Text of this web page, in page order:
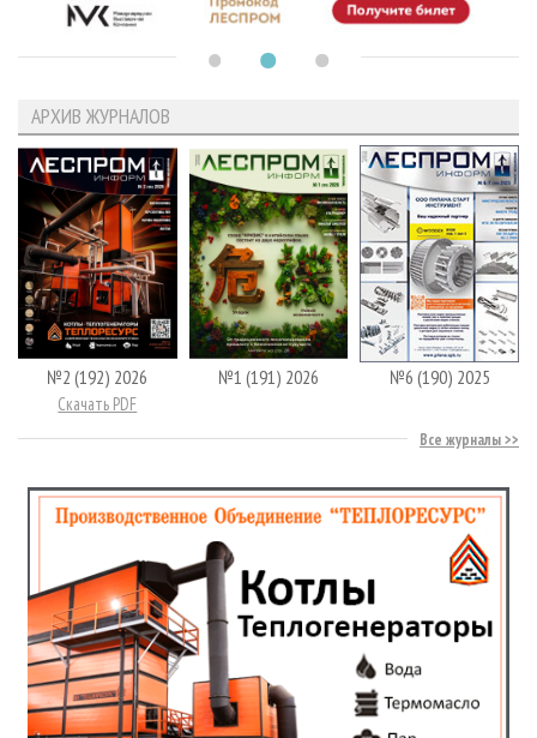
АРХИВ ЖУРНАЛОВ
№2 (192) 2026
Скачать PDF
№1 (191) 2026 №6 (190) 2025
Все журналы